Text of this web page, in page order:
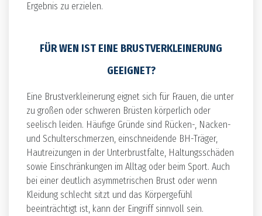
Ergebnis zu erzielen.
FÜR WEN IST EINE BRUSTVERKLEINERUNG
GEEIGNET?
Eine Brustverkleinerung eignet sich für Frauen, die unter
zu großen oder schweren Brüsten körperlich oder
seelisch leiden. Häufige Gründe sind Rücken-, Nacken-
und Schulterschmerzen, einschneidende BH-Träger,
Hautreizungen in der Unterbrustfalte, Haltungsschäden
sowie Einschränkungen im Alltag oder beim Sport. Auch
bei einer deutlich asymmetrischen Brust oder wenn
Kleidung schlecht sitzt und das Körpergefühl
beeinträchtigt ist, kann der Eingriff sinnvoll sein.